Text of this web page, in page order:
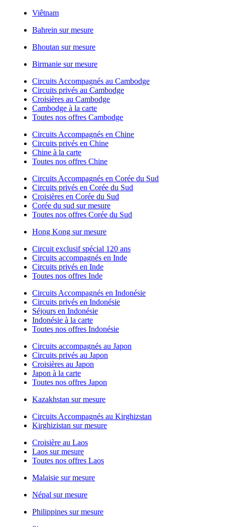
Viêtnam
Bahrein sur mesure
Bhoutan sur mesure
Birmanie sur mesure
Circuits Accompagnés au Cambodge
Circuits privés au Cambodge
Croisières au Cambodge
Cambodge à la carte
Toutes nos offres Cambodge
Circuits Accompagnés en Chine
Circuits privés en Chine
Chine à la carte
Toutes nos offres Chine
Circuits Accompagnés en Corée du Sud
Circuits privés en Corée du Sud
Croisières en Corée du Sud
Corée du sud sur mesure
Toutes nos offres Corée du Sud
Hong Kong sur mesure
Circuit exclusif spécial 120 ans
Circuits accompagnés en Inde
Circuits privés en Inde
Toutes nos offres Inde
Circuits Accompagnés en Indonésie
Circuits privés en Indonésie
Séjours en Indonésie
Indonésie à la carte
Toutes nos offres Indonésie
Circuits accompagnés au Japon
Circuits privés au Japon
Croisières au Japon
Japon à la carte
Toutes nos offres Japon
Kazakhstan sur mesure
Circuits Accompagnés au Kirghizstan
Kirghizistan sur mesure
Croisière au Laos
Laos sur mesure
Toutes nos offres Laos
Malaisie sur mesure
Népal sur mesure
Philippines sur mesure